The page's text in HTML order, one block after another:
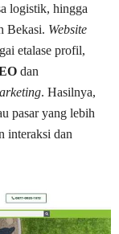
logistik, hingga
Bekasi. Website
etalase profil,
dan
. Hasilnya,
pasar yang lebih
interaksi dan